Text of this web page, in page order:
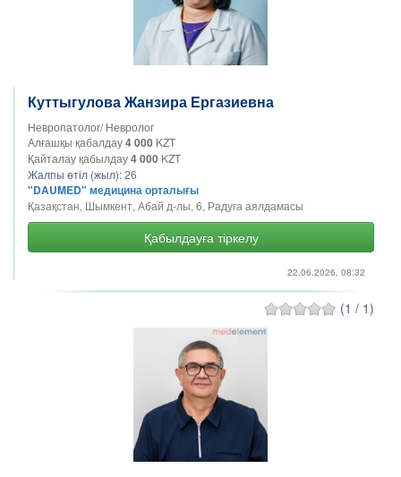
Куттыгулова Жанзира Ергазиевна
Невропатолог/ Невролог
Алғашқы қабалдау4 000 KZT
Қайталау қабылдау4 000 KZT
Жалпы өтіл (жыл):26
"DAUMED" медицина орталығы
Қазақстан, Шымкент, Абай д-лы, 6, Радуга аялдамасы
Қабылдауға тіркелу
22.06.2026, 08:32
(1 / 1)